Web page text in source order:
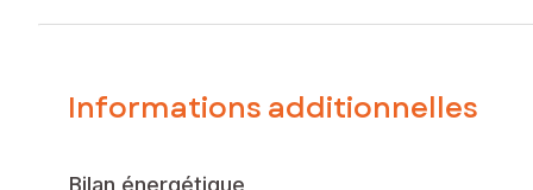
sécurisé. Possibilité d'acquérir un garage en sus, plus
pas l'objet d'une procédure citée à l'article L. 721-1 du
Informations additionnelles
Bilan énergétique